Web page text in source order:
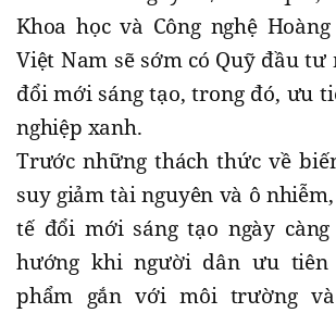
Khoa học và Công nghệ
Việt Nam sẽ sớm có Quỹ đầu tư
đổi mới sáng tạo, trong đó, ưu
nghiệp xanh.
Trước những thách thức về
suy giảm tài nguyên và ô
tế đổi mới sáng tạo ngày
hướng khi người dân ưu tiên
phẩm gắn với môi trường